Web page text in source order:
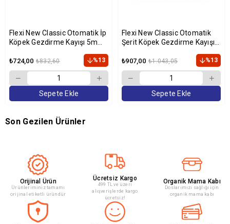
Flexi New Classic Otomatik İp
Köpek Gezdirme Kayışı 5m
₺724,00 ₺832,60 %13
Sepete Ekle
Flexi New Classic Otomatik
Şerit Köpek Gezdirme Kayışı
₺907,00 ₺1.043,05 %13
Sepete Ekle
Son Gezilen Ürünler
Orijinal Ürün
Ürünleriminiz tamamı
orijinal etiketli üründür
Ücretsiz Kargo
499 TL ve üzeri
alışverişlerde kargo
ücretsiz!
Organik Mama Kabı
Doslarımızı sağlığı için
organik mama kabı